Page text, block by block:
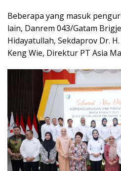
Beberapa yang masuk
lain, Danrem 043/Gatam
Hidayatullah, Sekdaprov Dr.
Keng Wie, Direktur PT Asia